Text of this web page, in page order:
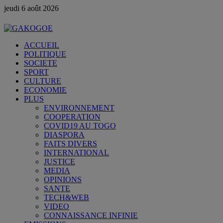
jeudi 6 août 2026
ACCUEIL
POLITIQUE
SOCIETE
SPORT
CULTURE
ECONOMIE
PLUS
ENVIRONNEMENT
COOPERATION
COVID19 AU TOGO
DIASPORA
FAITS DIVERS
INTERNATIONAL
JUSTICE
MEDIA
OPINIONS
SANTE
TECH&WEB
VIDEO
CONNAISSANCE INFINIE